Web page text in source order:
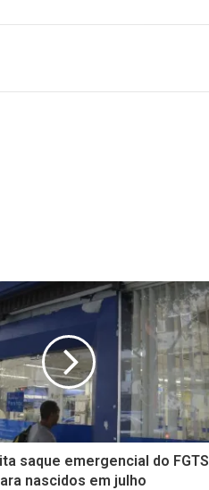
saque emergencial do FGTS
nascidos em julho